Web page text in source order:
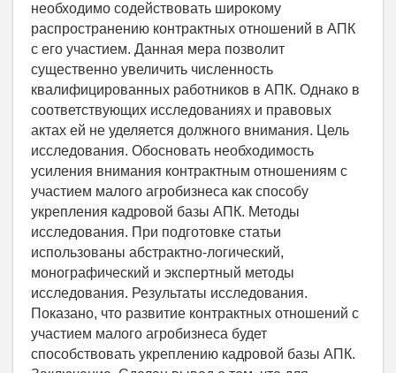
необходимо содействовать широкому
распространению контрактных отношений в АПК
с его участием. Данная мера позволит
существенно увеличить численность
квалифицированных работников в АПК. Однако в
соответствующих исследованиях и правовых
актах ей не уделяется должного внимания. Цель
исследования. Обосновать необходимость
усиления внимания контрактным отношениям с
участием малого агробизнеса как способу
укрепления кадровой базы АПК. Методы
исследования. При подготовке статьи
использованы абстрактно-логический,
монографический и экспертный методы
исследования. Результаты исследования.
Показано, что развитие контрактных отношений с
участием малого агробизнеса будет
способствовать укреплению кадровой базы АПК.